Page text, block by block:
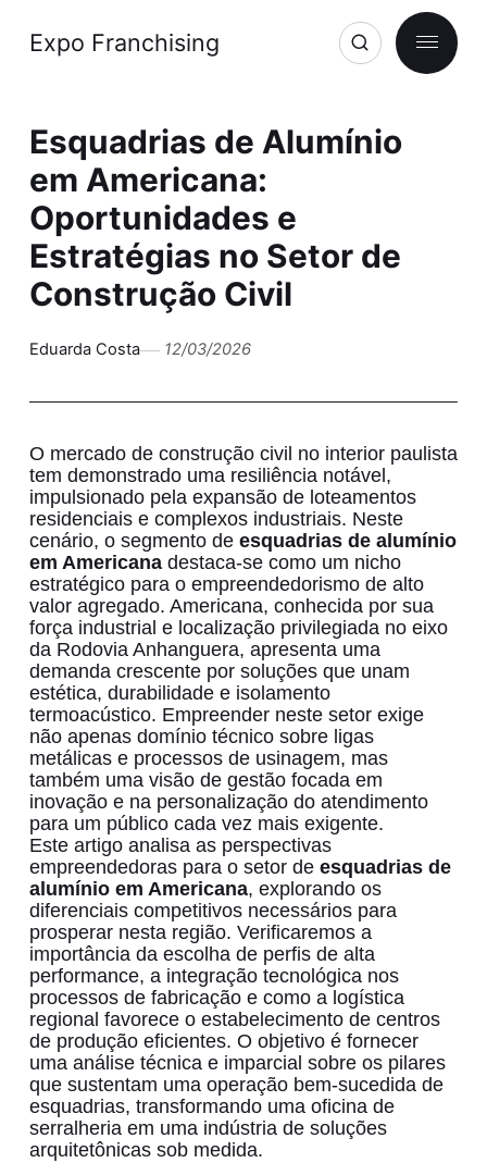
Expo Franchising
Esquadrias de Alumínio
em Americana:
Oportunidades e
Estratégias no Setor de
Construção Civil
Eduarda Costa 12/03/2026
O mercado de construção civil no interior paulista
tem demonstrado uma resiliência notável,
impulsionado pela expansão de loteamentos
residenciais e complexos industriais. Neste
cenário, o segmento de esquadrias de alumínio
em Americanadestaca-se como um nicho
estratégico para o empreendedorismo de alto
valor agregado. Americana, conhecida por sua
força industrial e localização privilegiada no eixo
da Rodovia Anhanguera, apresenta uma
demanda crescente por soluções que unam
estética, durabilidade e isolamento
termoacústico. Empreender neste setor exige
não apenas domínio técnico sobre ligas
metálicas e processos de usinagem, mas
também uma visão de gestão focada em
inovação e na personalização do atendimento
para um público cada vez mais exigente.
Este artigo analisa as perspectivas
empreendedoras para o setor de esquadrias de
alumínio em Americana, explorando os
diferenciais competitivos necessários para
prosperar nesta região. Verificaremos a
importância da escolha de perfis de alta
performance, a integração tecnológica nos
processos de fabricação e como a logística
regional favorece o estabelecimento de centros
de produção eficientes. O objetivo é fornecer
uma análise técnica e imparcial sobre os pilares
que sustentam uma operação bem-sucedida de
esquadrias, transformando uma oficina de
serralheria em uma indústria de soluções
arquitetônicas sob medida.